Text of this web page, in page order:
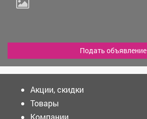
Подать объявление
Акции, скидки
Товары
Компании